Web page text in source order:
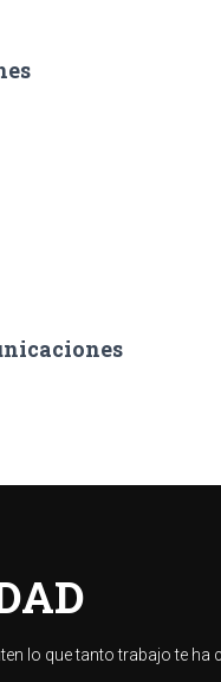
lo que tanto trabajo te ha